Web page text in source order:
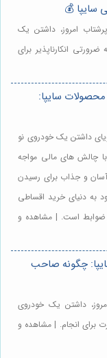
سایپا 💰
امروز، داشتن یک
انکارناپذیر برای
سایپا:
داشتن یک خودروی نو
با چالش های مالی مواجه
و جذاب برای رسیدن
به دنیای خرید اقساطی
ضوابط است. | مشاهده و
چگونه صاحب
داشتن یک خودروی
انجام. | مشاهده و